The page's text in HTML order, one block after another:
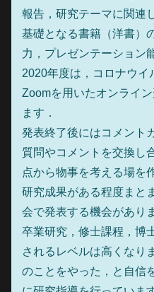
報告，研究テーマに関連
基礎となる書籍（洋書）
力，プレゼンテーション
2020年度は，コロナウイ
Zoomを用いたオンライ
ます．
発表終了後にはコメント
質問やコメントを交換し
点から物事を考える場を
研究成果がある程度まと
会で発表する機会があり
卒業研究，修士課程，博
されるレベルは高くなり
のことをやった，と自信